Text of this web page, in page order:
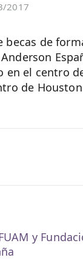
2017
becas de
en el centro
de Houston
y